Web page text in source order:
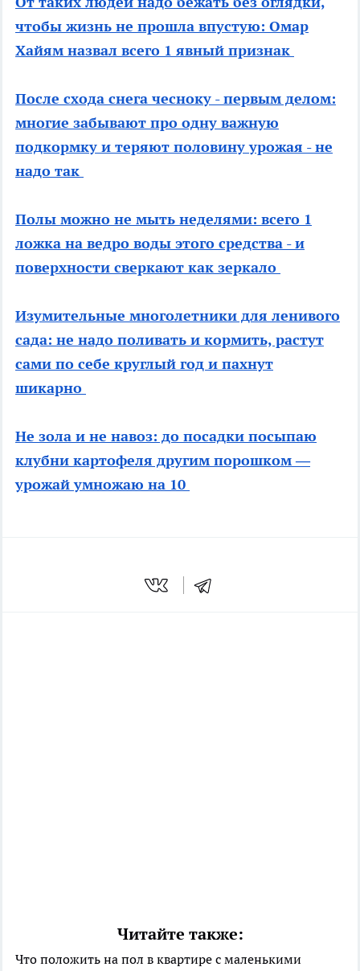
чтобы жизнь не прошла впустую: Омар
Хайям назвал всего 1 явный признак
После схода снега чесноку - первым делом:
многие забывают про одну важную
подкормку и теряют половину урожая - не
надо так
Полы можно не мыть неделями: всего 1
ложка на ведро воды этого средства - и
поверхности сверкают как зеркало
Изумительные многолетники для ленивого
сада: не надо поливать и кормить, растут
сами по себе круглый год и пахнут
шикарно
Не зола и не навоз: до посадки посыпаю
клубни картофеля другим порошком —
урожай умножаю на 10
Читайте также:
Что положить на пол в квартире с маленькими